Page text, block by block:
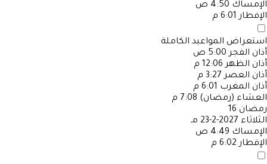
الإمساك 4:50 ص
الإفطار 6:01 م
استعراض المواعيد الكاملة
أذان الفجر 5:00 ص
أذان الظهر 12:06 م
أذان العصر 3:27 م
أذان المغرب 6:01 م
العشاء (رمضان) 7:08 م
رمضان 16
الثلاثاء 2027-2-23 مـ
الإمساك 4:49 ص
الإفطار 6:02 م